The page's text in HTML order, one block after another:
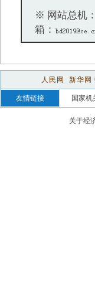
※ 网站总机
箱：
人民网 新华网
友情链接 国家机
关于经